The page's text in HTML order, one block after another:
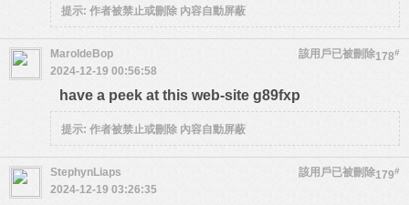
提示: 作者被禁止或刪除 內容自動屏蔽
178#
MaroldeBop
該用戶已被刪除
2024-12-19 00:56:58
have a peek at this web-site g89fxp
提示: 作者被禁止或刪除 內容自動屏蔽
179#
StephynLiaps
該用戶已被刪除
2024-12-19 03:26:35